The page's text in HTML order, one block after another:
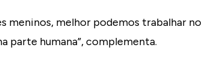
meninos, melhor podemos trabalhar no
parte humana”, complementa.